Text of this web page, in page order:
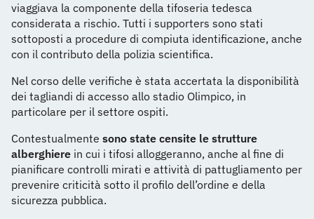
viaggiava la componente della tifoseria tedesca
considerata a rischio. Tutti i supporters sono stati
sottoposti a procedure di compiuta identificazione, anche
con il contributo della polizia scientifica.
Nel corso delle verifiche è stata accertata la disponibilità
dei tagliandi di accesso allo stadio Olimpico, in
particolare per il settore ospiti.
Contestualmente sono state censite le strutture
alberghiere in cui i tifosi alloggeranno, anche al fine di
pianificare controlli mirati e attività di pattugliamento per
prevenire criticità sotto il profilo dell’ordine e della
sicurezza pubblica.